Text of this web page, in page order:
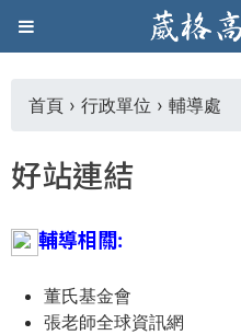
Jump to
葳
格
高
中
學
在
這
裡
首頁 › 行政單位 › 輔導處
好站連結
輔導相關:
董氏基金會
張老師全球資訊網